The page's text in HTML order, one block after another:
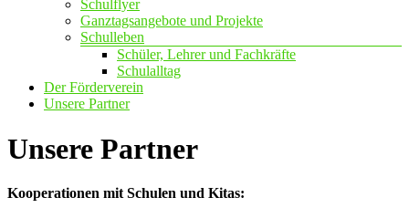
Schulflyer
Ganztagsangebote und Projekte
Schulleben
Schüler, Lehrer und Fachkräfte
Schulalltag
Der Förderverein
Unsere Partner
Unsere Partner
Kooperationen mit Schulen und Kitas: